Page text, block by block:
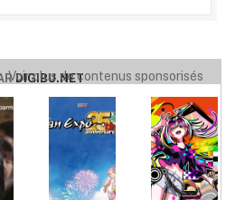
DIGIBU.NET
Voir plus de contenus sponsorisés